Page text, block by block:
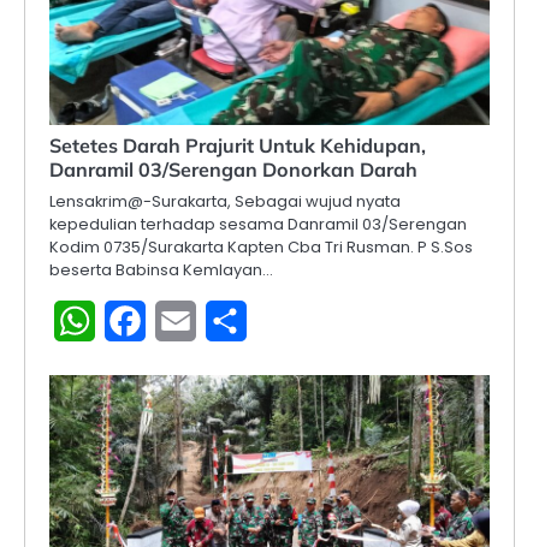
Setetes Darah Prajurit Untuk Kehidupan,
Danramil 03/Serengan Donorkan Darah
Lensakrim@-Surakarta, Sebagai wujud nyata
kepedulian terhadap sesama Danramil 03/Serengan
Kodim 0735/Surakarta Kapten Cba Tri Rusman. P S.Sos
beserta Babinsa Kemlayan…
WhatsAppFacebook
Email